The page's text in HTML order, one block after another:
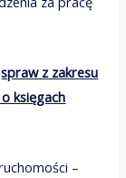
spraw z zakresu
księgach
–